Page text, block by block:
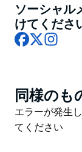
のためのプラ
開催します。
り、専用船の
レベルのサー
経験とボート
営されており
ソーシャル
けてくださ
Facebook
X
Product
List
同様のも
Product
List
エラーが発生
てください